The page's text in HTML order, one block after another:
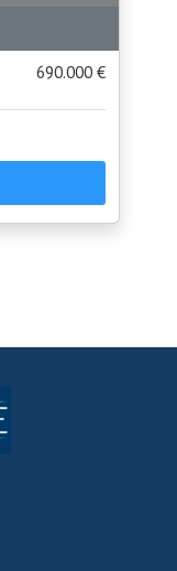
690.000 €